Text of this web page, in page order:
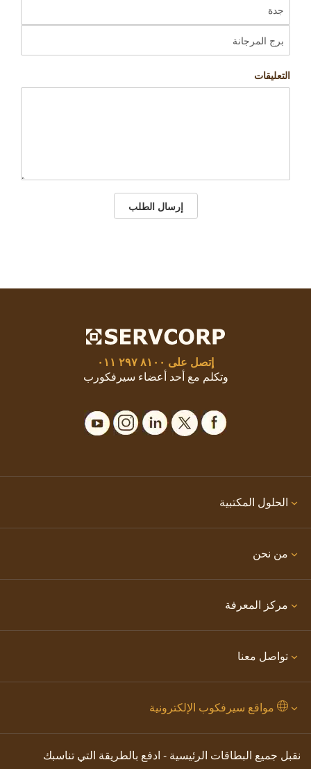
التعليقات
إرسال الطلب
إتصل على ٨١٠٠ ٢٩٧ ٠١١
وتكلم مع أحد أعضاء سيرفكورب
الحلول المكتبية
من نحن
مركز المعرفة
تواصل معنا
مواقع سيرفكوب الإلكترونية
نقبل جميع البطاقات الرئيسية - ادفع بالطريقة التي تناسبك